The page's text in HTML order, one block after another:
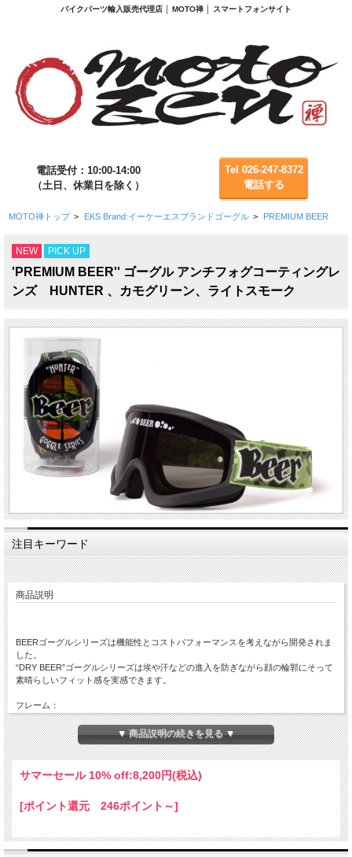
バイクパーツ輸入販売代理店 │ MOTO禅 │ スマートフォンサイト
電話受付：10:00-14:00
（土日、休業日を除く）
Tel 026-247-8372
電話する
MOTO禅トップ > EKS Brand:イーケーエスブランドゴーグル > PREMIUM BEER
NEW PICK UP
'PREMIUM BEER'' ゴーグル アンチフォグコーティングレ
ンズ HUNTER 、カモグリーン、ライトスモーク
注目キーワード
商品説明
BEERゴーグルシリーズは機能性とコストパフォーマンスを考えながら開発されま
した。
“DRY BEER”ゴーグルシリーズは埃や汗などの進入を防ぎながら顔の輪郭にそって
素晴らしいフィット感を実感できます。
フレーム：
軽量な“ウレタンブレンド” 素材のフレームは強度と柔軟性を両立し、保護と着け心
地の両方◎。大変軽量で柔軟性・弾力性のあるポリフレックス素材を使うことで
様々な顔の形にジャストフィットします。
レンズ：
“DRY BEER”のゴーグルシリーズは最も品質の高いポリカーボネート製のライトス
非常に割れにくく、100%UVカット、防傷、防曇加工されたレンズです。ティアオ
▼ 商品説明の続きを見る ▼
サマーセール 10% off:8,200円(税込)
[ポイント還元 246ポイント～]